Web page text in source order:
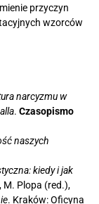
przyczyn
wzorców
narcyzmu w
. Czasopismo
naszych
kiedy i jak
M. Plopa (red.),
. Kraków: Oficyna